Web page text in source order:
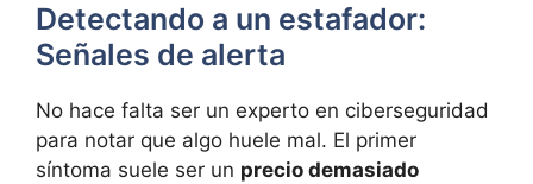
Detectando a un estafador:
Señales de alerta
No hace falta ser un experto en ciberseguridad
para notar que algo huele mal. El primer
síntoma suele ser un precio demasiado